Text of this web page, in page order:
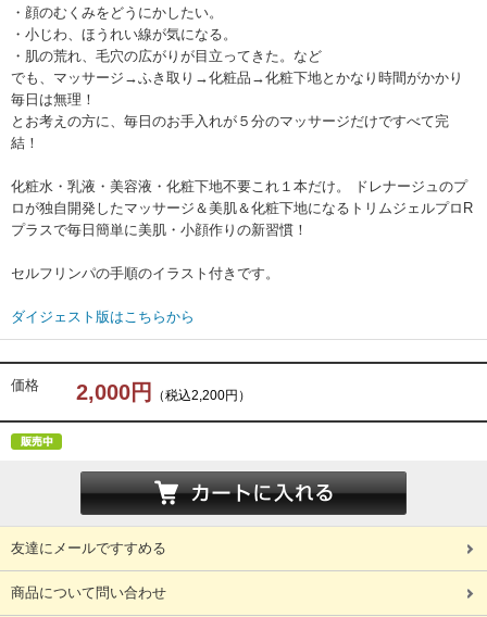
・顔のむくみをどうにかしたい。
・小じわ、ほうれい線が気になる。
・肌の荒れ、毛穴の広がりが目立ってきた。など
でも、マッサージ→ふき取り→化粧品→化粧下地とかなり時間がかかり
毎日は無理！
とお考えの方に、毎日のお手入れが５分のマッサージだけですべて完
結！
化粧水・乳液・美容液・化粧下地不要これ１本だけ。 ドレナージュのプ
ロが独自開発したマッサージ＆美肌＆化粧下地になるトリムジェルプロR
プラスで毎日簡単に美肌・小顔作りの新習慣！
セルフリンパの手順のイラスト付きです。
ダイジェスト版はこちらから
価格 2,000円 （税込2,200円）
友達にメールですすめる
商品について問い合わせ